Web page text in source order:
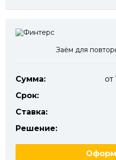
Заём для
Сумма:
от
Срок:
Ставка:
Решение: